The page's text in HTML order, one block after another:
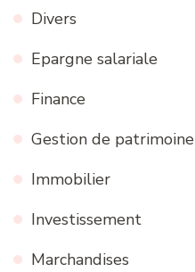
Divers
Epargne salariale
Finance
Gestion de patrimoine
Immobilier
Investissement
Marchandises